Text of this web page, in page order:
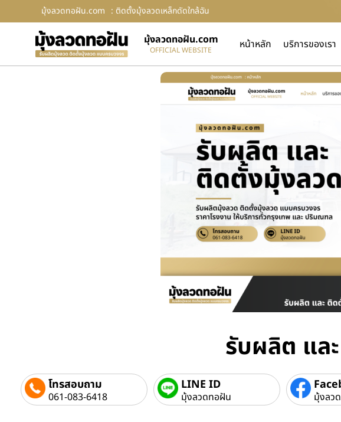
มุ้งลวดทอฝัน.com : ติดตั้งมุ้งลวดเหล็กดัดใกล้ฉัน
มุ้งลวดทอฝัน.com
OFFICIAL WEBSITE หน้าหลัก บริการของเรา
รับผลิต แล
โทรสอบถาม
061-083-6418
LINE ID
มุ้งลวดทอฝัน มุ้งลว